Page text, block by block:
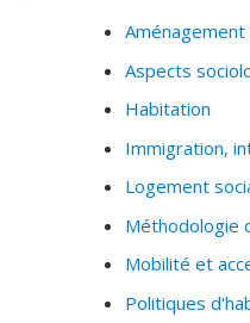
télétravail.
Aspects
Habitation
Immigration,
Logement
Méthodologie
Mobilité et
Politiques